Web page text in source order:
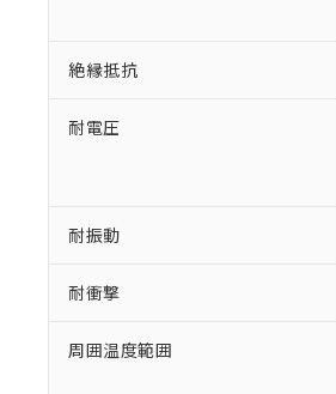
絶縁抵抗
耐電圧
耐振動
耐衝撃
周囲温度範囲